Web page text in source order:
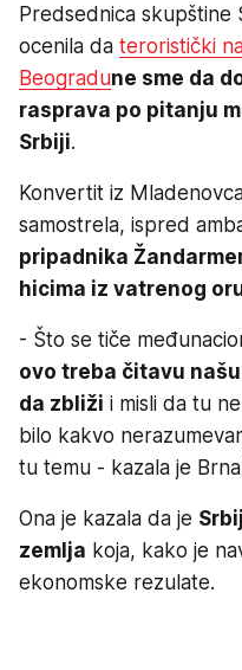
Predsednica skupštine
ocenila da teroristički
Beogradune sme da
rasprava po pitanju
Srbiji.
Konvertit iz
samostrela, ispred
pripadnika
hicima iz vatrenog
- Što se tiče
ovo treba čitavu
da zbliži i misli da tu
bilo kakvo
tu temu - kazala je
Ona je kazala da je
zemlja koja, kako je
ekonomske rezulate.